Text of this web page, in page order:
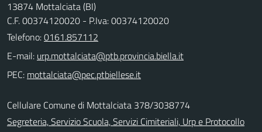
13874 Mottalciata (BI)
C.F. 00374120020 - P.Iva: 00374120020
Telefono:0161.857112
E-mail:
PEC:
Cellulare Comune di Mottalciata 378/3038774
Segreteria, Servizio Scuola, Servizi Cimiteriali, Urp e Protocollo